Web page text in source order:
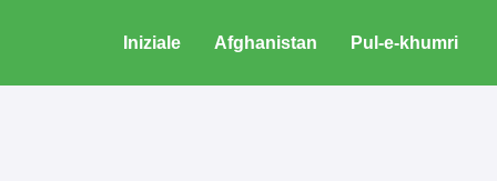
Iniziale Afghanistan Pul-e-khumri